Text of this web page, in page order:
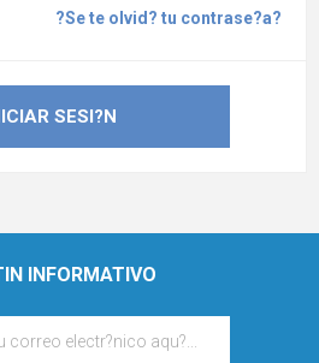
?Se te olvid? tu contrase?a?
INFORMATIVO